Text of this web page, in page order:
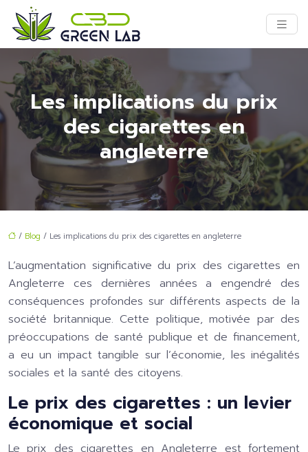
Les implications du prix
des cigarettes en
angleterre
/ Blog / Les implications du prix des cigarettes en angleterre
L’augmentation significative du prix des cigarettes en
Angleterre ces dernières années a engendré des
conséquences profondes sur différents aspects de la
société britannique. Cette politique, motivée par des
préoccupations de santé publique et de financement,
a eu un impact tangible sur l’économie, les inégalités
sociales et la santé des citoyens.
Le prix des cigarettes : un levier
économique et social
Le prix des cigarettes en Angleterre est fortement